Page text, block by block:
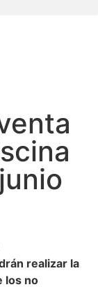
realizar la
los no